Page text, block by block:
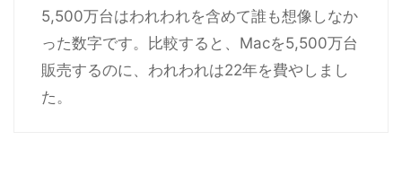
5,500万台はわれわれを含めて誰も想像しなか
った数字です。比較すると、Macを5,500万台
販売するのに、われわれは22年を費やしまし
た。